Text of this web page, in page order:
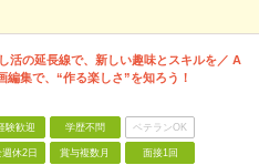
活の延長線で、新しい趣味とスキルを／ A
編集で、“作る楽しさ”を知ろう！
験歓迎 学歴不問 ベテランOK
週休2日 賞与複数月 面接1回